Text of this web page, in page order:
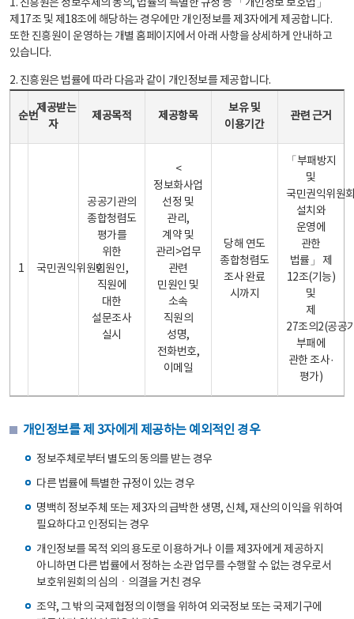
1. 진흥원은 정보주체의 동의, 법률의 특별한 규정 등 「개인정보 보호법」
제17조 및 제18조에 해당하는 경우에만 개인정보를 제3자에게 제공합니다.
또한 진흥원이 운영하는 개별 홈페이지에서 아래 사항을 상세하게 안내하고
있습니다.
2. 진흥원은 법률에 따라 다음과 같이 개인정보를 제공합니다.
순번
제공받는
자
제공목적 제공항목
보유 및
이용기간
관련 근거
1 국민권익위원회
공공기관의
종합청렴도
평가를
위한
민원인,
직원에
대한
설문조사
실시
<
정보화사업
선정 및
관리,
계약 및
관리>업무
관련
민원인 및
소속
직원의
성명,
전화번호,
이메일
당해 연도
종합청렴도
조사 완료
시까지
「부패방지
및
국민권익위원
설치와
운영에
관한
법률」 제
12조(기능)
및
제
27조의2(공공
부패에
관한 조사·
평가)
개인정보를 제 3자에게 제공하는 예외적인 경우
정보주체로부터 별도의 동의를 받는 경우
다른 법률에 특별한 규정이 있는 경우
명백히 정보주체 또는 제3자의 급박한 생명, 신체, 재산의 이익을 위하여
필요하다고 인정되는 경우
개인정보를 목적 외의 용도로 이용하거나 이를 제3자에게 제공하지
아니하면 다른 법률에서 정하는 소관 업무를 수행할 수 없는 경우로서
보호위원회의 심의ㆍ의결을 거친 경우
조약, 그 밖의 국제협정의 이행을 위하여 외국정보 또는 국제기구에